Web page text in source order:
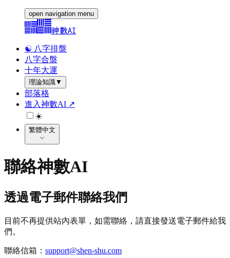
open navigation menu
神數AI
☯️ 八字排盤
八字合盤
十年大運
理論知識▼
部落格
進入神數AI ↗
☀️
繁體中文
聯絡神數AI
透過電子郵件聯絡我們
目前不再提供站內表單，如需聯絡，請直接發送電子郵件給我
們。
聯絡信箱： support@shen-shu.com